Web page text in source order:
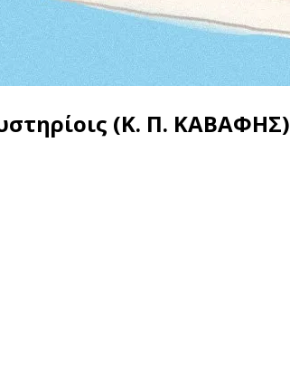
(Κ. Π. ΚΑΒΑΦΗΣ)